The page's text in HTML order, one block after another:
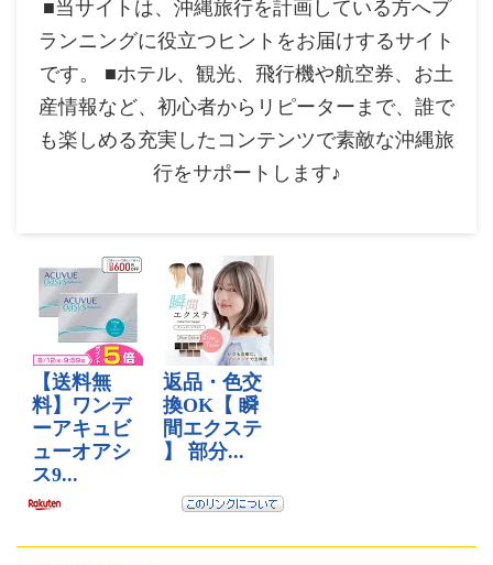
■当サイトは、沖縄旅行を計画している方へプ
ランニングに役立つヒントをお届けするサイト
です。 ■ホテル、観光、飛行機や航空券、お土
産情報など、初心者からリピーターまで、誰で
も楽しめる充実したコンテンツで素敵な沖縄旅
行をサポートします♪